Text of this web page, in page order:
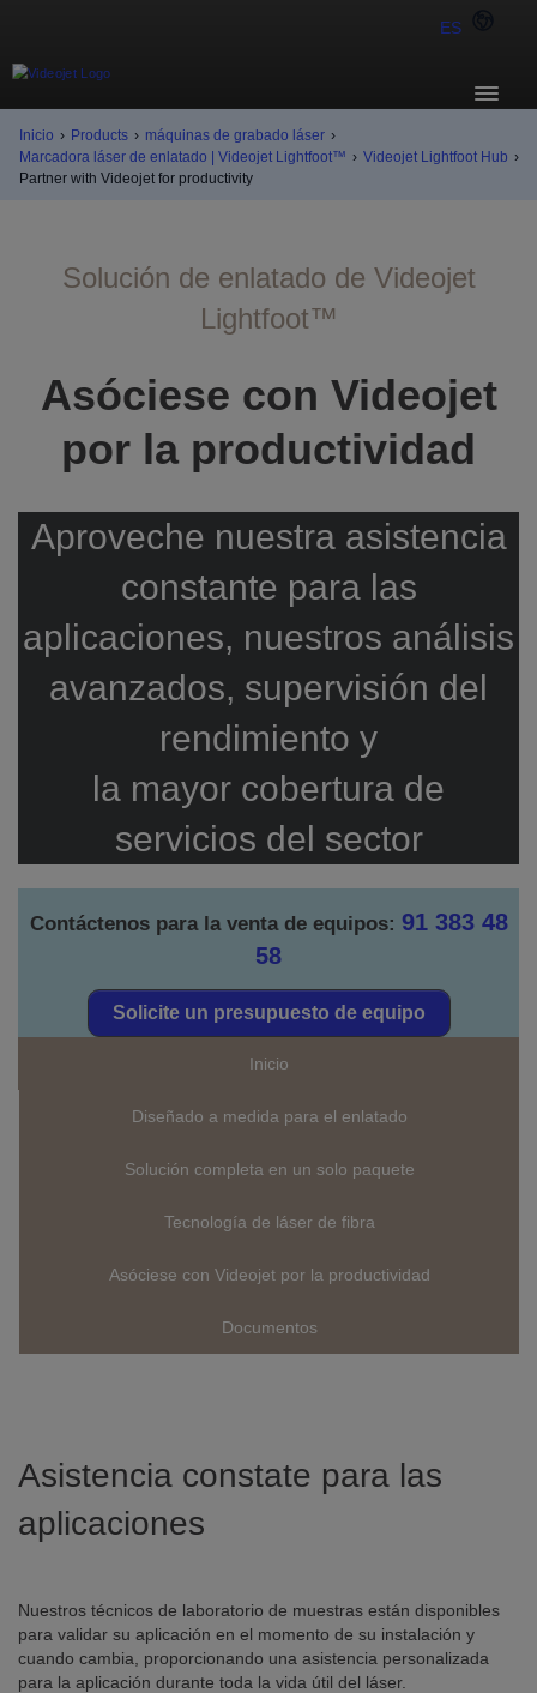
ES
Inicio › Products › máquinas de grabado láser ›
Marcadora láser de enlatado | Videojet Lightfoot™ › Videojet Lightfoot Hub ›
Partner with Videojet for productivity
Solución de enlatado de Videojet
Lightfoot™
Asóciese con Videojet
por la productividad
Aproveche nuestra asistencia
constante para las
aplicaciones, nuestros análisis
avanzados, supervisión del
rendimiento y
la mayor cobertura de
servicios del sector
Contáctenos para la venta de equipos: 91 383 48
58
Solicite un presupuesto de equipo
Inicio
Diseñado a medida para el enlatado
Solución completa en un solo paquete
Tecnología de láser de fibra
Asóciese con Videojet por la productividad
Documentos
Asistencia constate para las
aplicaciones
Nuestros técnicos de laboratorio de muestras están disponibles
para validar su aplicación en el momento de su instalación y
cuando cambia, proporcionando una asistencia personalizada
para la aplicación durante toda la vida útil del láser.